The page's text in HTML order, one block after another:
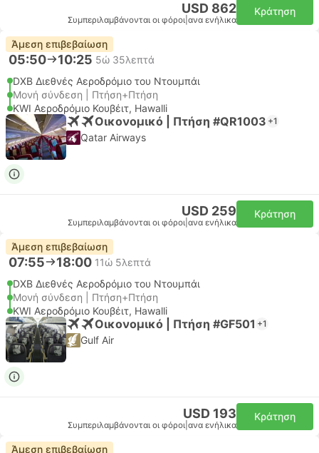
USD 862
Συμπεριλαμβάνονται οι φόροι ανα ενήλικα
Κράτηση
Άμεση επιβεβαίωση
05:50 10:25 5ώ 35λεπτά
DXB Διεθνές Αεροδρόμιο του Ντουμπάι
Μονή σύνδεση | Πτήση+Πτήση
KWI Αεροδρόμιο Κουβέιτ, Hawalli
Οικονομικό | Πτήση #QR1003 +1
Qatar Airways
USD 259
Συμπεριλαμβάνονται οι φόροι ανα ενήλικα
Κράτηση
Άμεση επιβεβαίωση
07:55 18:00 11ώ 5λεπτά
DXB Διεθνές Αεροδρόμιο του Ντουμπάι
Μονή σύνδεση | Πτήση+Πτήση
KWI Αεροδρόμιο Κουβέιτ, Hawalli
Οικονομικό | Πτήση #GF501 +1
Gulf Air
USD 193
Συμπεριλαμβάνονται οι φόροι ανα ενήλικα
Κράτηση
Άμεση επιβεβαίωση